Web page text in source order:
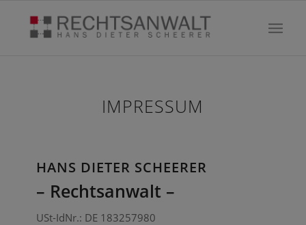
IMPRESSUM
HANS DIETER SCHEERER
– Rechtsanwalt –
USt-IdNr.: DE 183257980